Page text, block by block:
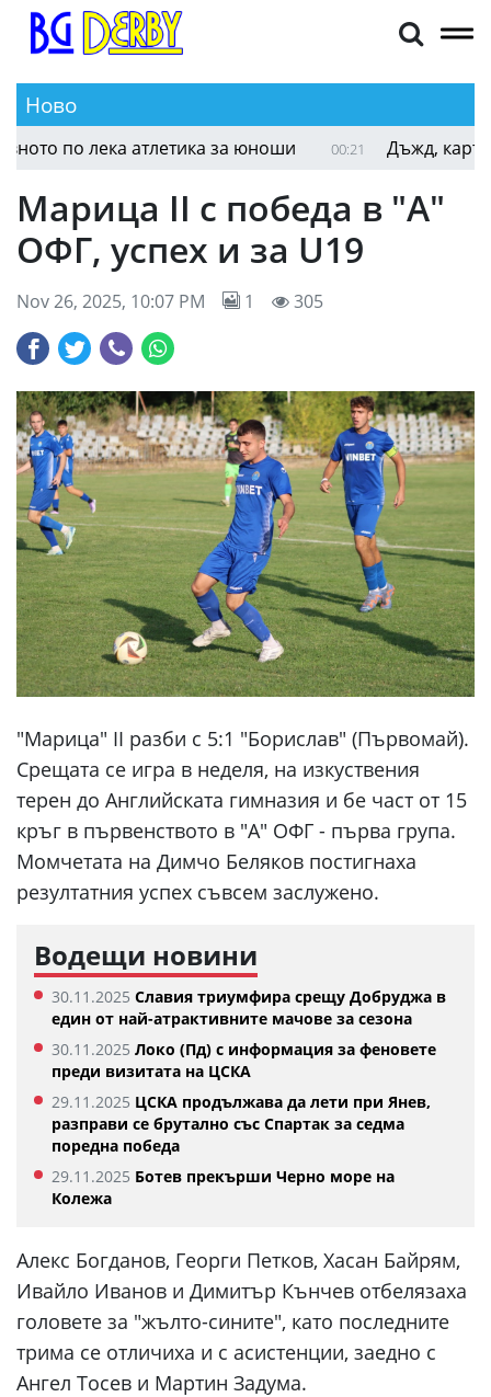
Ново
00:29 Още един българин е на финал на Световното
Марица II с победа в "А"
ОФГ, успех и за U19
Nov 26, 2025, 10:07 PM 1 305
"Марица" II разби с 5:1 "Борислав" (Първомай).
Срещата се игра в неделя, на изкуствения
терен до Английската гимназия и бе част от 15
кръг в първенството в "А" ОФГ - първа група.
Момчетата на Димчо Беляков постигнаха
резултатния успех съвсем заслужено.
Водещи новини
30.11.2025 Славия триумфира срещу Добруджа в
един от най-атрактивните мачове за сезона
30.11.2025 Локо (Пд) с информация за феновете
преди визитата на ЦСКА
29.11.2025 ЦСКА продължава да лети при Янев,
разправи се брутално със Спартак за седма
поредна победа
29.11.2025 Ботев прекърши Черно море на
Колежа
Алекс Богданов, Георги Петков, Хасан Байрям,
Ивайло Иванов и Димитър Кънчев отбелязаха
головете за "жълто-сините", като последните
трима се отличиха и с асистенции, заедно с
Ангел Тосев и Мартин Задума.